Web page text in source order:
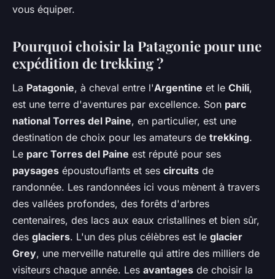
vous équiper.
Pourquoi choisir la Patagonie pour une
expédition de trekking ?
La Patagonie, à cheval entre l'Argentine et le Chili,
est une terre d'aventures par excellence. Son parc
national Torres del Paine, en particulier, est une
destination de choix pour les amateurs de trekking.
Le parc Torres del Paine est réputé pour ses
paysages époustouflants et ses circuits de
randonnée. Les randonnées ici vous mènent à travers
des vallées profondes, des forêts d'arbres
centenaires, des lacs aux eaux cristallines et bien sûr,
des glaciers. L'un des plus célèbres est le glacier
Grey, une merveille naturelle qui attire des milliers de
visiteurs chaque année. Les avantages de choisir la